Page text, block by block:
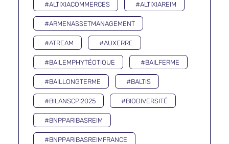
#ALTIXIACOMMERCES #ALTIXIAREIM
#ARMENASSETMANAGEMENT
#ATREAM #AUXERRE
#BAILEMPHYTÉOTIQUE #BAILFERME
#BAILLONGTERME #BALTIS
#BILANSCPI2025 #BIODIVERSITÉ
#BNPPARIBASREIM
#BNPPARIBASREIMFRANCE